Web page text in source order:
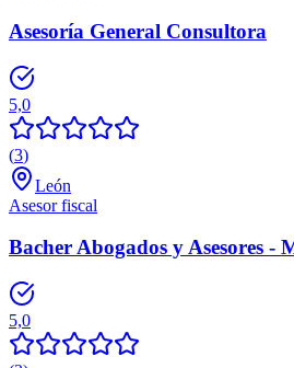
Asesoría General Consultora
5,0
(3)
León
Asesor fiscal
Bacher Abogados y Asesores -
5,0